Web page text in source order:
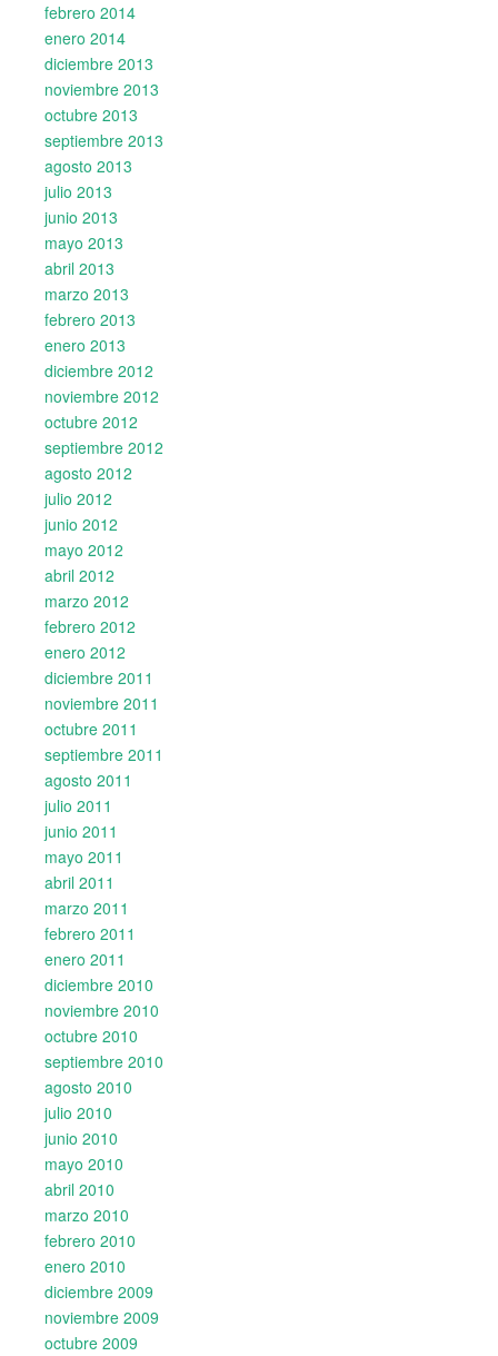
febrero 2014
enero 2014
diciembre 2013
noviembre 2013
octubre 2013
septiembre 2013
agosto 2013
julio 2013
junio 2013
mayo 2013
abril 2013
marzo 2013
febrero 2013
enero 2013
diciembre 2012
noviembre 2012
octubre 2012
septiembre 2012
agosto 2012
julio 2012
junio 2012
mayo 2012
abril 2012
marzo 2012
febrero 2012
enero 2012
diciembre 2011
noviembre 2011
octubre 2011
septiembre 2011
agosto 2011
julio 2011
junio 2011
mayo 2011
abril 2011
marzo 2011
febrero 2011
enero 2011
diciembre 2010
noviembre 2010
octubre 2010
septiembre 2010
agosto 2010
julio 2010
junio 2010
mayo 2010
abril 2010
marzo 2010
febrero 2010
enero 2010
diciembre 2009
noviembre 2009
octubre 2009